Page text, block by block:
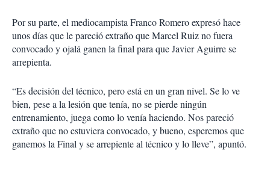
Por su parte, el mediocampista Franco Romero expresó hace
unos días que le pareció extraño que Marcel Ruiz no fuera
convocado y ojalá ganen la final para que Javier Aguirre se
arrepienta.
“Es decisión del técnico, pero está en un gran nivel. Se lo ve
bien, pese a la lesión que tenía, no se pierde ningún
entrenamiento, juega como lo venía haciendo. Nos pareció
extraño que no estuviera convocado, y bueno, esperemos que
ganemos la Final y se arrepiente al técnico y lo lleve”, apuntó.